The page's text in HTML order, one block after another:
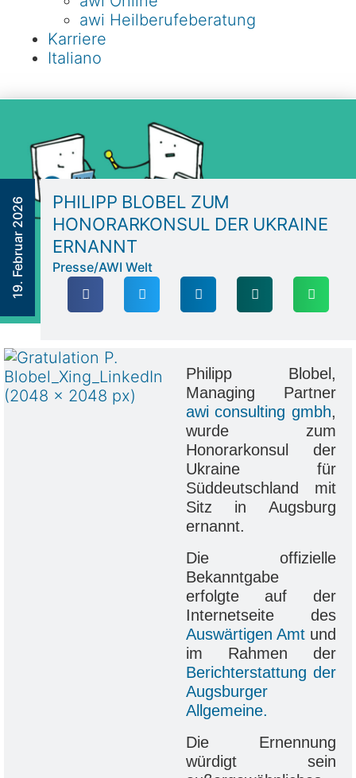
awi Heilberufeberatung
Karriere
Italiano
19. Februar 2026
PHILIPP BLOBEL ZUM
HONORARKONSUL DER UKRAINE
ERNANNT
Presse/AWI Welt
Philipp Blobel,
Managing Partner
awi consulting gmbh,
wurde zum
Honorarkonsul der
Ukraine für
Süddeutschland mit
Sitz in Augsburg
ernannt.
Die offizielle
Bekanntgabe
erfolgte auf der
Internetseite des
Auswärtigen Amtund
im Rahmen der
Berichterstattung der
Augsburger
Allgemeine.
Die Ernennung
würdigt sein